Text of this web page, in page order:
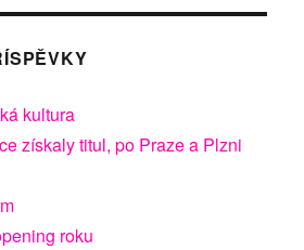
kultura
získaly titul, po Praze a Plzni
roku